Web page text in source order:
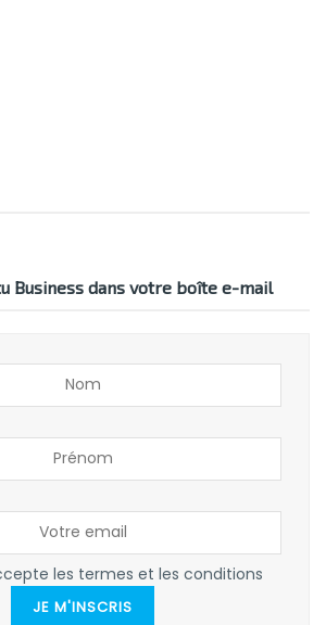
Business dans votre boîte e-mail
les termes et les conditions
JE M'INSCRIS